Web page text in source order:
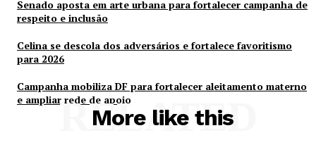
Senado aposta em arte urbana para fortalecer campanha de
respeito e inclusão
Celina se descola dos adversários e fortalece favoritismo
para 2026
Campanha mobiliza DF para fortalecer aleitamento materno
e ampliar rede de apoio
More like this
RELATED